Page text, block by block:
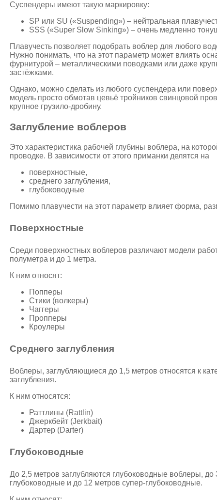
Суспендеры имеют такую маркировку:
SP или SU («Suspending») – нейтральная
SSS («Super Slow Sinking») – очень медленно
Плавучесть позволяет подобрать воблер для любого
Нужно понимать, что на этот параметр может влиять
фурнитурой – металлическими поводками или даже
застёжками.
Однако, можно сделать из любого суспендера или
модель просто обмотав цевьё тройников свинцовой
крупное грузило-дробину.
Заглубление воблеров
Это характеристика рабочей глубины воблера, на
проводке. В зависимости от этого приманки делятся на
поверхностные,
среднего заглубления,
глубоководные
Помимо плавучести на этот параметр влияет форма,
Поверхностные
Среди поверхностных воблеров различают модели
полуметра и до 1 метра.
К ним относят:
Попперы
Стики (волкеры)
Чаггеры
Пропперы
Кроулеры
Среднего заглубления
Воблеры, заглубляющиеся до 1,5 метров относятся к
заглубления.
К ним относятся:
Раттлины (Rattlin)
Джеркбейт (Jerkbait)
Дартер (Darter)
Глубоководные
До 2,5 метров заглубляются глубоководные воблеры, до
глубоководные и до 12 метров супер-глубоководные.